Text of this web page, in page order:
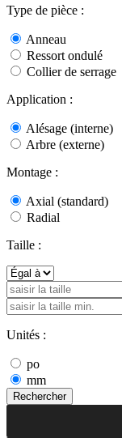
Type de pièce :
Anneau
Ressort ondulé
Collier de serrage
Application :
Alésage (interne)
Arbre (externe)
Montage :
Axial (standard)
Radial
Taille :
Unités :
po
mm
Rechercher